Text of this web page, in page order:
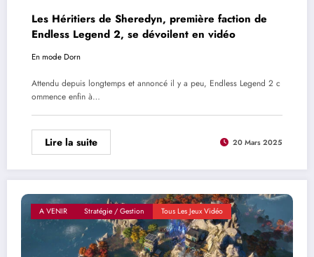
Les Héritiers de Sheredyn, première faction de
Endless Legend 2, se dévoilent en vidéo
En mode Dorn
Attendu depuis longtemps et annoncé il y a peu, Endless Legend 2 c
ommence enfin à…
Lire la suite 20 Mars 2025
A VENIR Stratégie / Gestion Tous Les Jeux Vidéo